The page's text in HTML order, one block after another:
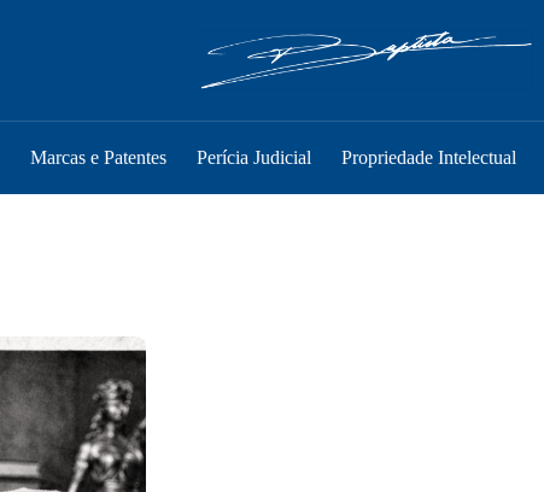
Marcas e Patentes Perícia Judicial Propriedade Intelectual